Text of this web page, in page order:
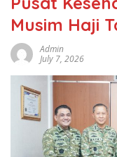
Musim Haji
Admin
July 7, 2026